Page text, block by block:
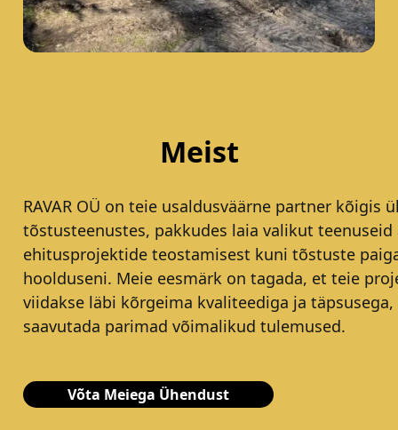
Meist
RAVAR OÜ on teie usaldusväärne partner kõigis
tõstusteenustes, pakkudes laia valikut teenuseid
ehitusprojektide teostamisest kuni tõstuste
hoolduseni. Meie eesmärk on tagada, et teie
viidakse läbi kõrgeima kvaliteediga ja täpsusega,
saavutada parimad võimalikud tulemused.
Võta Meiega Ühendust